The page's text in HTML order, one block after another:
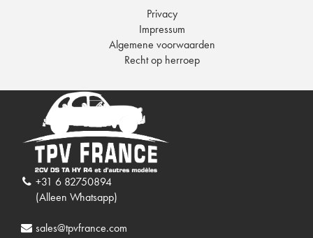
Privacy
Impressum
Algemene voorwaarden
Recht op herroep
+31 6 82750894
(Alleen Whatsapp)
sales@tpvfrance.com